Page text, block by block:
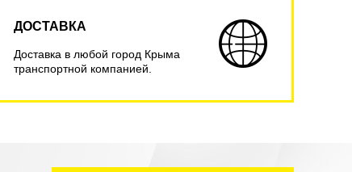
ДОСТАВКА
Доставка в любой город Крыма
транспортной компанией.